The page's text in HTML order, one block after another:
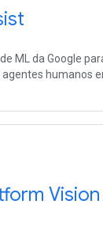
ML da Google
humanos
Vision